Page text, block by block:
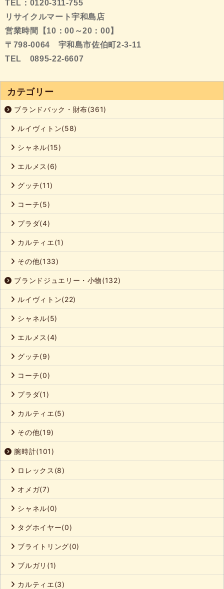
TEL：0120-311-755
リサイクルマート宇和島店
営業時間【10：00～20：00】
〒798-0064 宇和島市佐伯町2-3-11
TEL 0895-22-6607
カテゴリー
ブランドバック・財布(361)
ルイヴィトン(58)
シャネル(15)
エルメス(6)
グッチ(11)
コーチ(5)
プラダ(4)
カルティエ(1)
その他(133)
ブランドジュエリー・小物(132)
ルイヴィトン(22)
シャネル(5)
エルメス(4)
グッチ(9)
コーチ(0)
プラダ(1)
カルティエ(5)
その他(19)
腕時計(101)
ロレックス(8)
オメガ(7)
シャネル(0)
タグホイヤー(0)
ブライトリング(0)
ブルガリ(1)
カルティエ(3)